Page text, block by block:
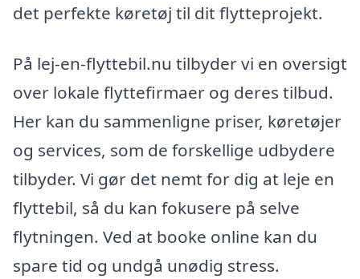
det perfekte køretøj til dit flytteprojekt.
På lej-en-flyttebil.nu tilbyder vi en oversigt
over lokale flyttefirmaer og deres tilbud.
Her kan du sammenligne priser, køretøjer
og services, som de forskellige udbydere
tilbyder. Vi gør det nemt for dig at leje en
flyttebil, så du kan fokusere på selve
flytningen. Ved at booke online kan du
spare tid og undgå unødig stress.